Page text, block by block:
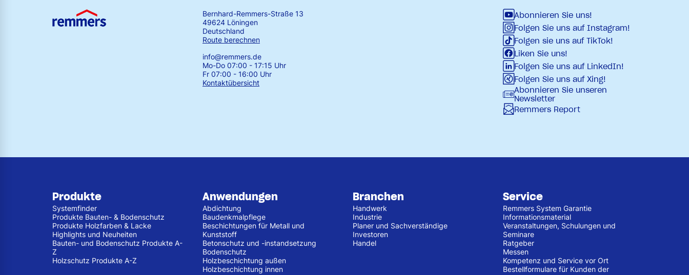
Bernhard-Remmers-Straße 13
49624 Löningen
Deutschland
Route berechnen
info@remmers.de
Mo-Do 07:00 - 17:15 Uhr
Fr 07:00 - 16:00 Uhr
Kontaktübersicht
Abonnieren Sie uns!
Folgen Sie uns auf Instagram!
Folgen sie uns auf TikTok!
Liken Sie uns!
Folgen Sie uns auf LinkedIn!
Folgen Sie uns auf Xing!
Abonnieren Sie unseren
Newsletter
Remmers Report
Produkte
Systemfinder
Produkte Bauten- & Bodenschutz
Produkte Holzfarben & Lacke
Highlights und Neuheiten
Bauten- und Bodenschutz Produkte A-
Z
Holzschutz Produkte A-Z
Anwendungen
Abdichtung
Baudenkmalpflege
Beschichtungen für Metall und
Kunststoff
Betonschutz und -instandsetzung
Bodenschutz
Holzbeschichtung außen
Holzbeschichtung innen
Branchen
Handwerk
Industrie
Planer und Sachverständige
Investoren
Handel
Service
Remmers System Garantie
Informationsmaterial
Veranstaltungen, Schulungen und
Seminare
Ratgeber
Messen
Kompetenz und Service vor Ort
Bestellformulare für Kunden der